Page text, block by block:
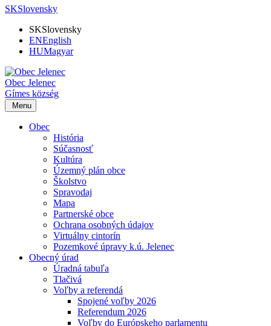
SKSlovensky
SKSlovensky
ENEnglish
HUMagyar
Obec Jelenec
Gímes község
Menu
Obec
História
Súčasnosť
Kultúra
Územný plán obce
Školstvo
Spravodaj
Mapa
Partnerské obce
Ochrana osobných údajov
Virtuálny cintorín
Pozemkové úpravy k.ú. Jelenec
Obecný úrad
Úradná tabuľa
Tlačivá
Voľby a referendá
Spojené voľby 2026
Referendum 2026
Voľby do Európskeho parlamentu